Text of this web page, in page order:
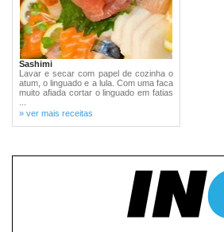
Sashimi
Lavar e secar com papel de cozinha o
atum, o linguado e a lula. Com uma faca
muito afiada cortar o linguado em fatias
» ver mais receitas